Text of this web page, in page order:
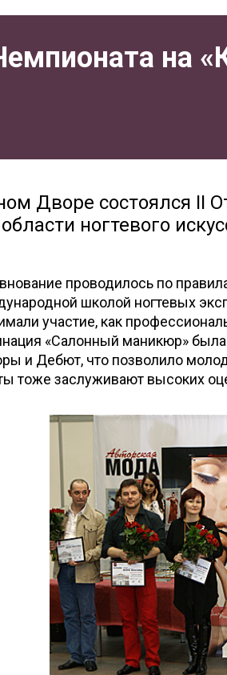
на
Дворе состоялся II
ногтевого
проводилось по
школой ногтевых
участие, как
«Салонный маникюр» была
и Дебют, что позволило
тоже заслуживают высоких